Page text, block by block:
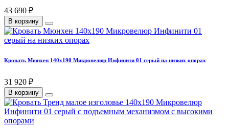
43 690 ₽
В корзину
Кровать Мюнхен 140х190 Микровелюр Инфинити 01 серый на низких опорах
31 920 ₽
В корзину